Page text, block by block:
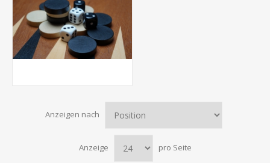
Anzeigen nach
Anzeige pro Seite